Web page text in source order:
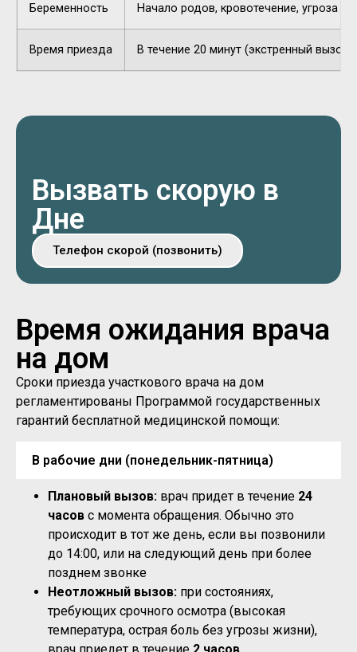
Беременность Начало родов, кровотечение, угроза
Время приезда В течение 20 минут (экстренный вызов).
Вызвать скорую в
Дне
Телефон скорой (позвонить)
Время ожидания врача
на дом
Сроки приезда участкового врача на дом
регламентированы Программой государственных
гарантий бесплатной медицинской помощи:
В рабочие дни (понедельник-пятница)
Плановый вызов: врач придет в течение 24
часов с момента обращения. Обычно это
происходит в тот же день, если вы позвонили
до 14:00, или на следующий день при более
позднем звонке
Неотложный вызов: при состояниях,
требующих срочного осмотра (высокая
температура, острая боль без угрозы жизни),